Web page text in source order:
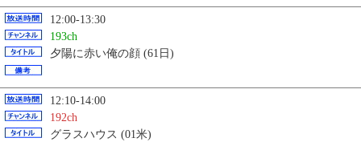
12:00-13:30
193ch
夕陽に赤い俺の顔 (61日)
12:10-14:00
192ch
グラスハウス (01米)